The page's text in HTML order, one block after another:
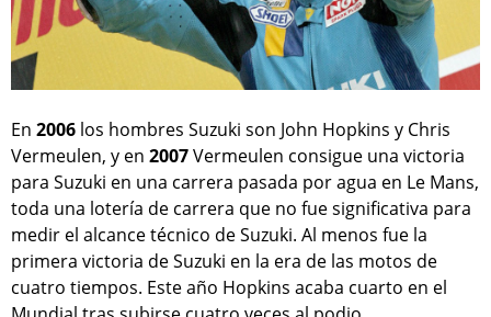
En 2006 los hombres Suzuki son John Hopkins y Chris
Vermeulen, y en 2007Vermeulen consigue una victoria
para Suzuki en una carrera pasada por agua en Le Mans,
toda una lotería de carrera que no fue significativa para
medir el alcance técnico de Suzuki. Al menos fue la
primera victoria de Suzuki en la era de las motos de
cuatro tiempos. Este año Hopkins acaba cuarto en el